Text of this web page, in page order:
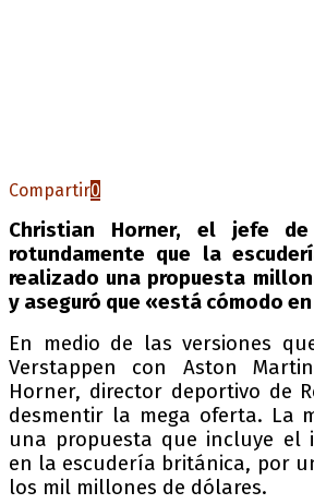
Compartir0
Christian Horner, el jefe
rotundamente que la
realizado una propuesta
y aseguró que «está cómodo
En medio de las versiones
Verstappen con Aston
Horner, director deportivo de
desmentir la mega oferta. La
una propuesta que incluye el
en la escudería británica, por
los mil millones de dólares.